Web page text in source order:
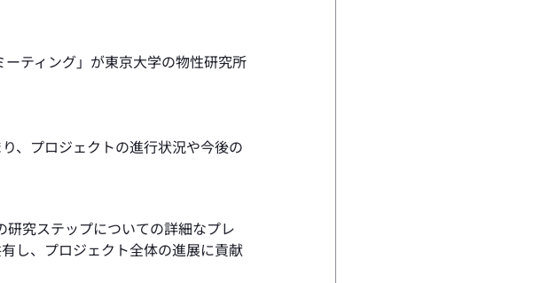
ティング」が東京大学の物性研究所
、プロジェクトの進行状況や今後の
研究ステップについての詳細なプレ
し、プロジェクト全体の進展に貢献